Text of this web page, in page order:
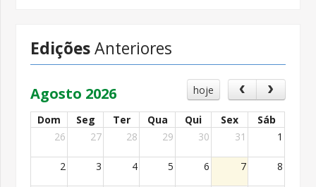
EdiçõesAnteriores
Agosto 2026 hoje
Dom Seg Ter Qua Qui Sex
Sáb
26
27 28 29 30 31 1
2 3 4 5 6 7 8